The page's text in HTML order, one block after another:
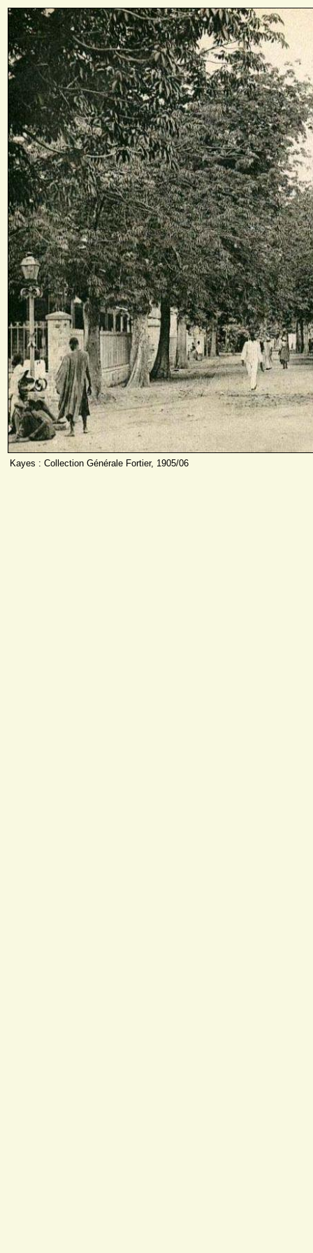
Kayes : Collection Générale Fortier, 1905/06